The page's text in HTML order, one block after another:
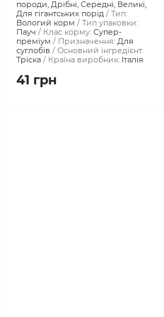
породи, Дрібні, Середні, Великі,
Для гігантських порід
Тип:
Вологий корм
Тип упаковки:
Пауч
Клас корму: Супер-
преміум
Призначення: Для
суглобів
Основний інгредієнт:
Тріска
Країна виробник: Італія
41 грн